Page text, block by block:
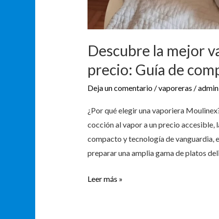
Descubre la mejor
precio: Guía de
Deja un comentario /vaporeras /admin
¿Por qué elegir una vaporiera
cocción al vapor a un precio accesible,
compacto y tecnología de vanguardia,
preparar una amplia gama de platos
Leer más »